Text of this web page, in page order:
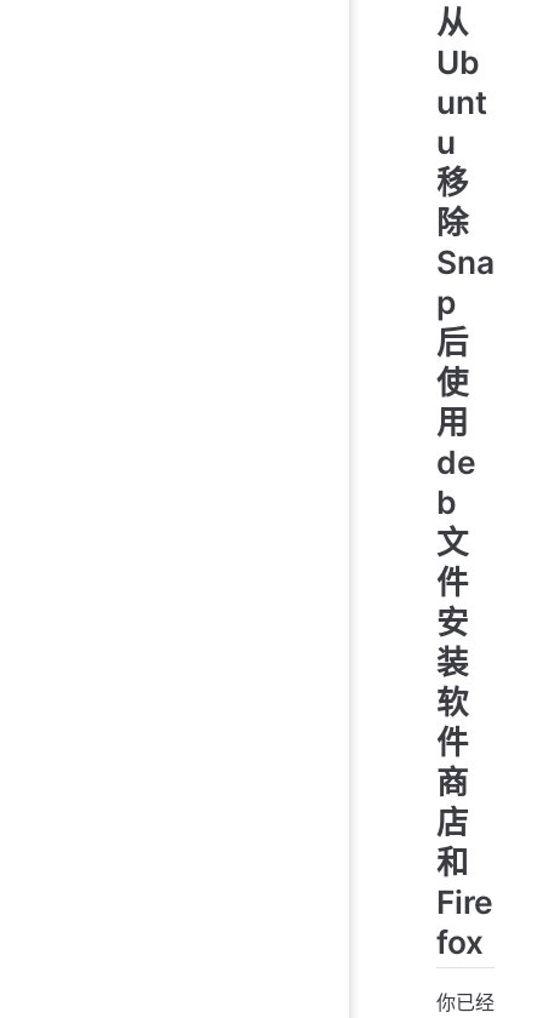
从
Ub
unt
u
移
除
Sna
p
后
使
用
de
b
文
件
安
装
软
件
商
店
和
Fire
fox
你已经